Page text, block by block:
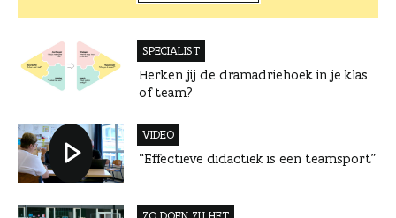
SPECIALIST
Herken jij de dramadriehoek in je klas
of team?
VIDEO
“Effectieve didactiek is een teamsport”